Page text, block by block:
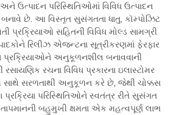
ઉત્પાદન પરિસ્થિતિઓમાં વિવિધ ઉત્પાદન
છે. આ વિસ્તૃત સુસંગતતા ધાતુ, કૉમ્પોઝિટ
પ્રક્રિયાઓ સહિતની વિવિધ મોલ્ડ સામગ્રી
રિલીઝ એજન્ટના સૂત્રીકરણમાં ફેરફાર
પ્રક્રિયાઓને અનુકૂળનશીલ બનાવવાની
રચના વિવિધ પ્રકારના ઇલાસ્ટોમર
સરળતાથી અનુકૂળન કરે છે, જેથી ચોક્કસ
પરિસ્થિતિઓને સ્વતંત્ર રીતે સુસંગત
બહુમુખી ક્ષમતા એક મહત્વપૂર્ણ લાભ